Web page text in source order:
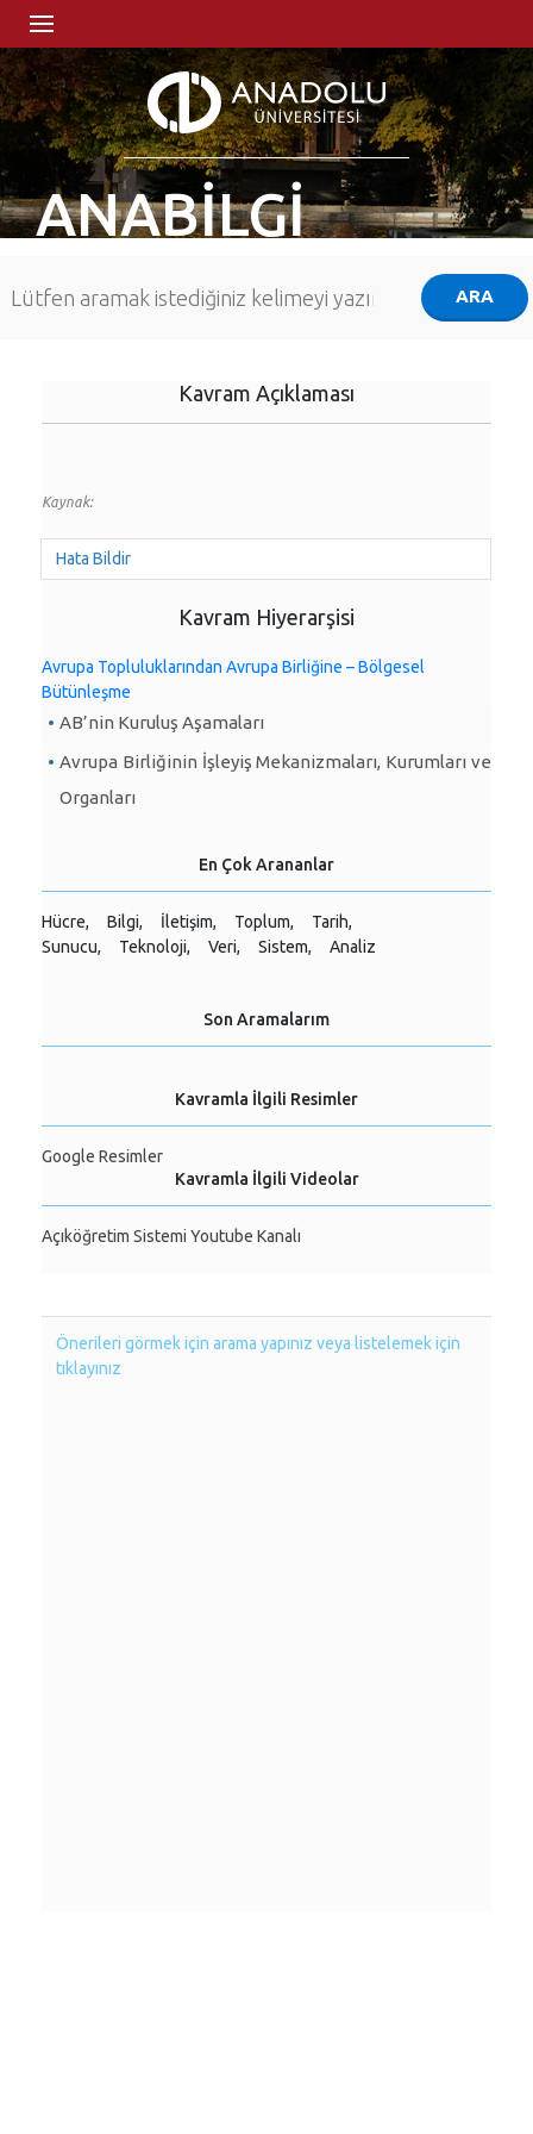
ANABİLGİ
Kavram Açıklaması
Kaynak:
Hata Bildir
Kavram Hiyerarşisi
Avrupa Topluluklarından Avrupa Birliğine – Bölgesel
Bütünleşme
AB’nin Kuruluş Aşamaları
Avrupa Birliğinin İşleyiş Mekanizmaları, Kurumları ve
Organları
En Çok Arananlar
Hücre, Bilgi, İletişim, Toplum,
Tarih,
Sunucu,
Teknoloji, Veri, Sistem, Analiz
Son Aramalarım
Kavramla İlgili Resimler
Google Resimler
Kavramla İlgili Videolar
Açıköğretim Sistemi Youtube Kanalı
Önerileri görmek için arama yapınız veya listelemek için
tıklayınız